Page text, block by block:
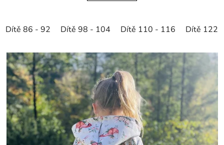
Dítě 86 - 92 Dítě 98 - 104 Dítě 110 - 116 Dítě 122